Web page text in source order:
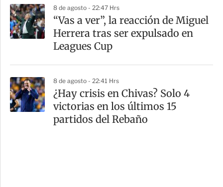
8 de agosto - 22:47 Hrs
“Vas a ver”, la reacción de Miguel
Herrera tras ser expulsado en
Leagues Cup
8 de agosto - 22:41 Hrs
¿Hay crisis en Chivas? Solo 4
victorias en los últimos 15
partidos del Rebaño